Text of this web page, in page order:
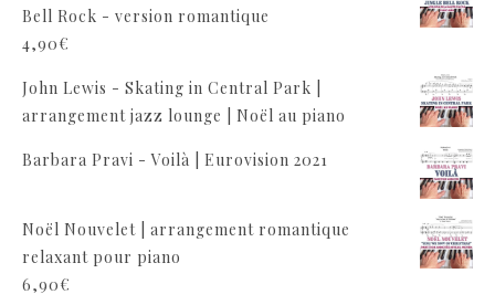
Bell Rock - version romantique
4,90€
John Lewis - Skating in Central Park |
arrangement jazz lounge | Noël au piano
Barbara Pravi - Voilà | Eurovision 2021
Noël Nouvelet | arrangement romantique
relaxant pour piano
6,90€